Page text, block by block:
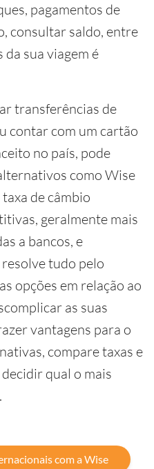
pagamentos de
consultar saldo, entre
sua viagem é
transferências de
contar com um cartão
no país, pode
como Wise
de câmbio
geralmente mais
a bancos, e
tudo pelo
opções em relação ao
as suas
vantagens para o
compare taxas e
qual o mais
com a Wise